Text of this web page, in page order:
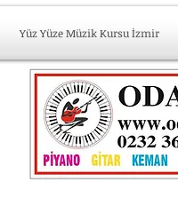
Yüz Yüze Müzik Kursu İzmir